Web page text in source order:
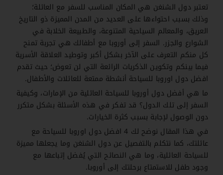
تعتبر دول الشنغن هي المكان المناسب للسفر مع العائلة؛
وذلك بسبب احتواءها على العديد من المدن المميزة ذو التاريخ
العريق، والمعالم السياحية المتنوعة، والطبيعة الخلابة في
الشوارع والجزر. السفر إلى أوروبا مع أطفالك هي تجربة تمنح
كل منكم التعرف على الآخر بشكل أكبر وتوطيد العلاقة الأسرية
فيما بينكم وتكوين الذكريات الرائعة التي لن تعوض؛ حيث تقدم
افضل دول اوروبا للسياحة أنشطة ممتعة للعائلات والأطفال.
ما هي أفضل دول أوروبا للسياحة العائلية من الإمارات، وكيفية
السفر إلى تلك الدول؟ قد تفكر في هذه الأسئلة بشكل متكرر
دون الوصول لإجابة بسبب كثرة الخيارات.
في هذا المقال نوضح لك 4 افضل دول اوروبا للسياحة مع
عائلتك، كما نتكلم بالتفصيل عن دول الشنغن وما يجعلها مميزة
للسياحة العائلية، وما هي النصائح التي يُفضل إتباعها مع
وجود طفل للاستمتاع برحلتك إلى أوروبا.